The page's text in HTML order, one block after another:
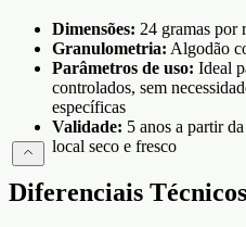
Dimensões: 24 gramas por
Granulometria: Algodão
Parâmetros de uso: Ideal
controlados, sem
específicas
Validade: 5 anos a partir
local seco e fresco
Diferenciais